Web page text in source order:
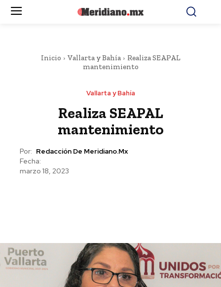
Inicio Vallarta y Bahía
Realiza SEAPAL
mantenimiento
Vallarta y Bahía
Realiza SEAPAL
mantenimiento
Por: Redacción De Meridiano.mx
Fecha:
marzo 18, 2023